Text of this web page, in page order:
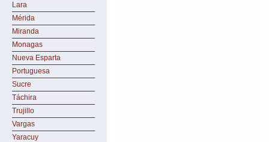
Lara
Mérida
Miranda
Monagas
Nueva Esparta
Portuguesa
Sucre
Táchira
Trujillo
Vargas
Yaracuy